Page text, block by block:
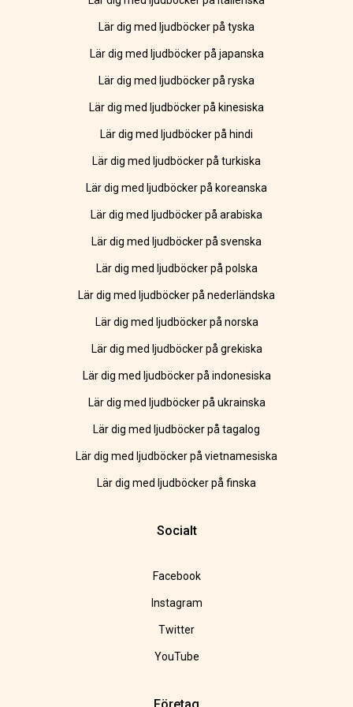
Lär dig med ljudböcker på tyska
Lär dig med ljudböcker på japanska
Lär dig med ljudböcker på ryska
Lär dig med ljudböcker på kinesiska
Lär dig med ljudböcker på hindi
Lär dig med ljudböcker på turkiska
Lär dig med ljudböcker på koreanska
Lär dig med ljudböcker på arabiska
Lär dig med ljudböcker på svenska
Lär dig med ljudböcker på polska
Lär dig med ljudböcker på nederländska
Lär dig med ljudböcker på norska
Lär dig med ljudböcker på grekiska
Lär dig med ljudböcker på indonesiska
Lär dig med ljudböcker på ukrainska
Lär dig med ljudböcker på tagalog
Lär dig med ljudböcker på vietnamesiska
Lär dig med ljudböcker på finska
Socialt
Facebook
Instagram
Twitter
YouTube